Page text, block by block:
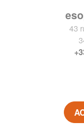
43